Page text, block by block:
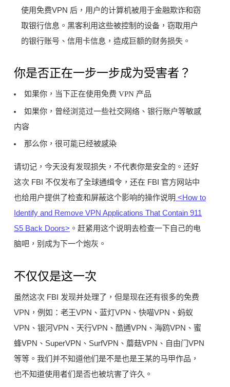
使用免费VPN 后，用户的计算机被用于金融欺诈和窃
取银行信息。黑客利用这些被控制的设备，窃取用户
的银行账号、信用卡信息，造成巨额的财务损失​。
你是否正在一步一步成为受害者？
如果你，当下正在使用免费 VPN 产品
如果你，曾经浏览过一些社交网络、银行账户等敏感
内容
那么你，很可能已经被感染
请切记，今天没有发现损失，不代表你是安全的。还好
这次 FBI 不仅发布了全球通缉令，还在 FBI 官方网站中
也给用户提供了检查和屏蔽这个影响的操作说明 <How to
Identify and Remove VPN Applications That Contain 911
S5 Back Doors> 。赶紧用这个说明去检查一下自己的电
脑吧，别成为下一个炮灰。
不仅仅是这一次
虽然这次 FBI 发现并处理了，但是现在还有很多的免费
VPN，例如：老王VPN、蓝灯VPN、快喵VPN、蚂蚁
VPN、银河VPN、天行VPN、酷通VPN、海鸥VPN、蜜
蜂VPN、SuperVPN、SurfVPN、蘑菇VPN、自由门VPN
等等。我们并不知道他们是不是也是王某的马甲作品，
也不知道使用者们是否也被坑害了许久。